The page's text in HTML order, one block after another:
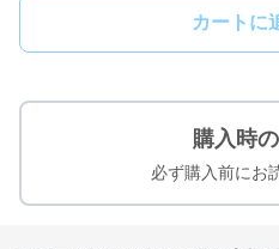
カートに
購入時
必ず購入前にお